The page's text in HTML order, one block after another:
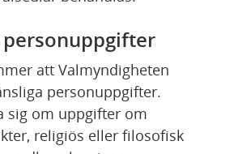
personuppgifter
att Valmyndigheten
personuppgifter.
sig om uppgifter om
religiös eller filosofisk